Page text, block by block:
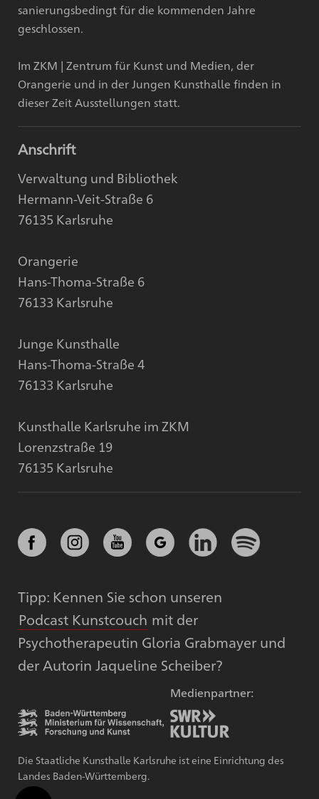
sanierungsbedingt für die kommenden Jahre
geschlossen.
Im ZKM | Zentrum für Kunst und Medien, der
Orangerie und in der Jungen Kunsthalle finden in
dieser Zeit Ausstellungen statt.
Anschrift
Verwaltung und Bibliothek
Hermann-Veit-Straße 6
76135 Karlsruhe
Orangerie
Hans-Thoma-Straße 6
76133 Karlsruhe
Junge Kunsthalle
Hans-Thoma-Straße 4
76133 Karlsruhe
Kunsthalle Karlsruhe im ZKM
Lorenzstraße 19
76135 Karlsruhe
Tipp: Kennen Sie schon unseren
Podcast Kunstcouch mit der
Psychotherapeutin Gloria Grabmayer und
der Autorin Jaqueline Scheiber?
Medienpartner:
Die Staatliche Kunsthalle Karlsruhe ist eine Einrichtung des
Landes Baden-Württemberg.